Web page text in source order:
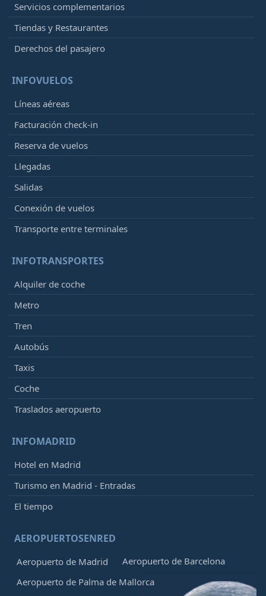
Servicios complementarios
Tiendas y Restaurantes
Derechos del pasajero
INFOVUELOS
Líneas aéreas
Facturación check-in
Reserva de vuelos
Llegadas
Salidas
Conexión de vuelos
Transporte entre terminales
INFOTRANSPORTES
Alquiler de coche
Metro
Tren
Autobús
Taxis
Coche
Traslados aeropuerto
INFOMADRID
Hotel en Madrid
Turismo en Madrid - Entradas
El tiempo
AEROPUERTOSENRED
Aeropuerto de Madrid
Aeropuerto de Barcelona
Aeropuerto de Palma de Mallorca